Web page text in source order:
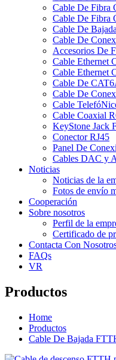
Cable De Fibra
Cable De Fibra
Cable De
Cable De
Accesorios De
Cable Ethernet
Cable Ethernet
Cable De
Cable De
Cable
Cable Coaxial
KeyStone Jack
Conector RJ45
Panel De
Cables DAC y
Noticias
Noticias de la
Fotos de envío
Cooperación
Sobre nosotros
Perfil de la
Certificado de
Contacta Con
FAQs
VR
Productos
Home
Productos
Cable De Bajada